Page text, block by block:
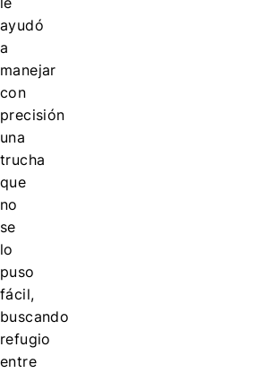
ayudó
a
manejar
con
precisión
una
trucha
que
no
se
lo
puso
fácil,
buscando
refugio
entre